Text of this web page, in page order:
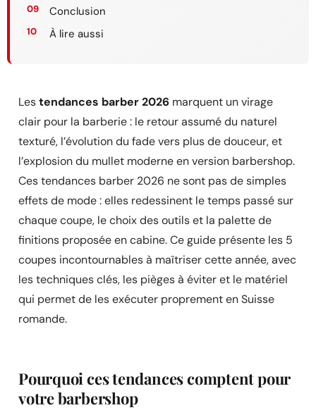
Conclusion
À lire aussi
Lestendances barber 2026 marquent un virage
clair pour la barberie : le retour assumé du naturel
texturé, l’évolution du fade vers plus de douceur, et
l’explosion du mullet moderne en version barbershop.
Ces tendances barber 2026 ne sont pas de simples
effets de mode : elles redessinent le temps passé sur
chaque coupe, le choix des outils et la palette de
finitions proposée en cabine. Ce guide présente les 5
coupes incontournables à maîtriser cette année, avec
les techniques clés, les pièges à éviter et le matériel
qui permet de les exécuter proprement en Suisse
romande.
Pourquoi ces tendances comptent pour
votre barbershop